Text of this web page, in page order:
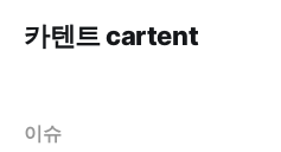
카텐트 cartent
이슈